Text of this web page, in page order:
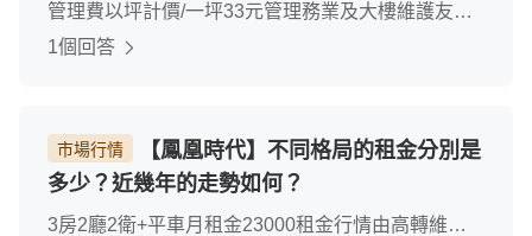
管理費以坪計價/一坪33元管理務業及大樓維護友善
社區
1個回答
市場行情
【鳳凰時代】不同格局的租金分別是
多少？近幾年的走勢如何？
3房2廳2衛+平車月租金23000租金行情由高轉維持